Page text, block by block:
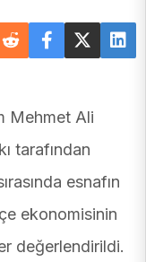
Mehmet Ali
tarafından
esnafın
ekonomisinin
değerlendirildi.